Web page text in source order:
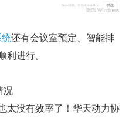
统还有会议室预定、智能排
利进行。
况
没有效率了！华天动力协